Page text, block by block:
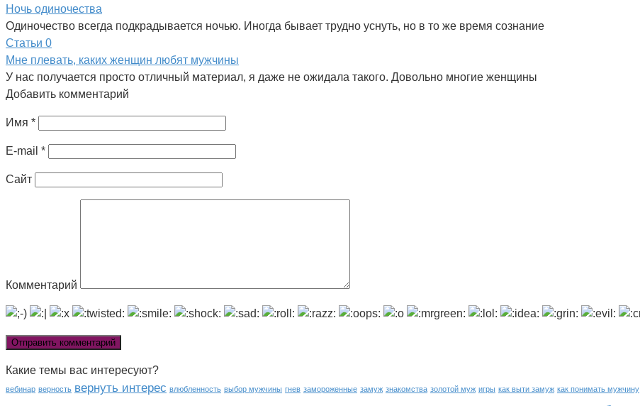
Ночь одиночества
Одиночество всегда подкрадывается ночью. Иногда бывает трудно уснуть, но в то же время сознание
Статьи 0
Мне плевать, каких женщин любят мужчины
У нас получается просто отличный материал, я даже не ожидала такого. Довольно многие женщины
Добавить комментарий
Имя *
E-mail *
Сайт
Комментарий
Какие темы вас интересуют?
вебинар верность вернуть интерес влюбленность выбор мужчины гнев замороженные замуж знакомства золотой муж игры как выти замуж как понимать мужчину